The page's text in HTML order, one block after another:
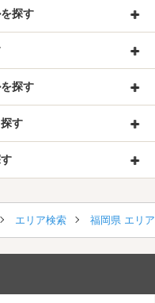
探す
探す
す
エリア検索 福岡県 エリ